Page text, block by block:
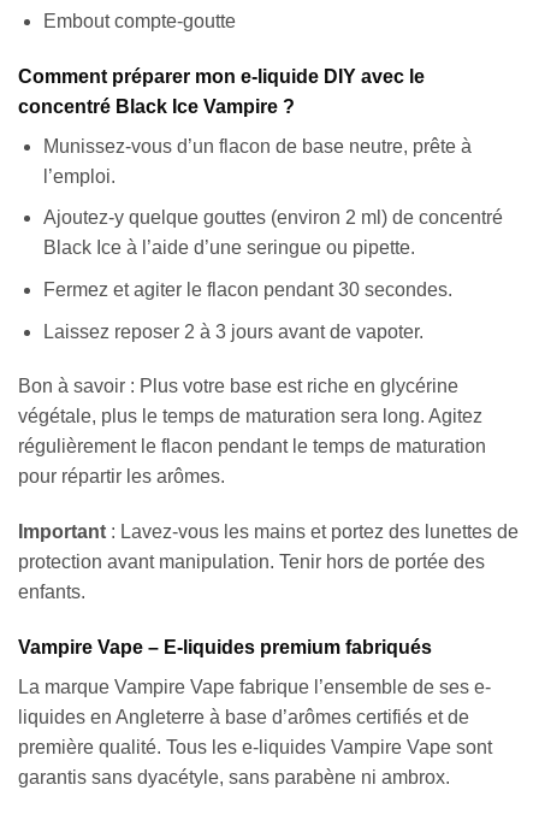
Embout compte-goutte
Comment préparer mon e-liquide DIY avec le
concentré Black Ice Vampire ?
Munissez-vous d’un flacon de base neutre, prête à
l’emploi.
Ajoutez-y quelque gouttes (environ 2 ml) de concentré
Black Ice à l’aide d’une seringue ou pipette.
Fermez et agiter le flacon pendant 30 secondes.
Laissez reposer 2 à 3 jours avant de vapoter.
Bon à savoir : Plus votre base est riche en glycérine
végétale, plus le temps de maturation sera long. Agitez
régulièrement le flacon pendant le temps de maturation
pour répartir les arômes.
Important : Lavez-vous les mains et portez des lunettes de
protection avant manipulation. Tenir hors de portée des
enfants.
Vampire Vape – E-liquides premium fabriqués
La marque Vampire Vape fabrique l’ensemble de ses e-
liquides en Angleterre à base d’arômes certifiés et de
première qualité. Tous les e-liquides Vampire Vape sont
garantis sans dyacétyle, sans parabène ni ambrox.